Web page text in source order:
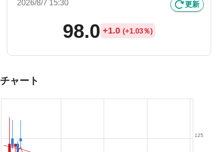
2026/8/7 15:30 更新
98.0 +1.0 (+1.03％)
チャート
125